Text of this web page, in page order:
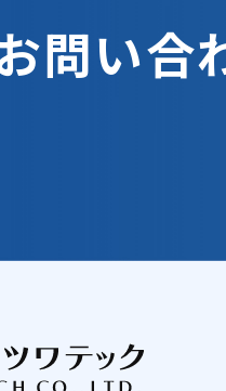
問い合